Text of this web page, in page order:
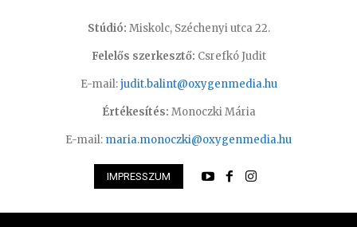
Stúdió: Miskolc, Széchenyi utca 22.
Felelős szerkesztő: Csrefkó Judit
E-mail:judit.balint@oxygenmedia.hu
Értékesítés: Monoczki Mária
E-mail: maria.monoczki@oxygenmedia.hu
IMPRESSZUM